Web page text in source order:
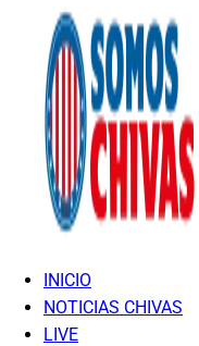
INICIO
NOTICIAS CHIVAS
LIVE